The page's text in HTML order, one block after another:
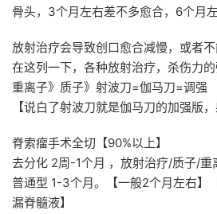
骨头，3个月左右差不多愈合，6个月
放射治疗会导致创口愈合减慢，或者
在这列一下，各种放射治疗，杀伤力
重离子》质子》射波刀=伽马刀=调强
【说白了射波刀就是伽马刀的加强版，
脊索瘤手术全切【90%以上】
去分化 2周-1个月 ，放射治疗/质子/重
普通型 1-3个月。【一般2个月左右】
漏脊髓液】